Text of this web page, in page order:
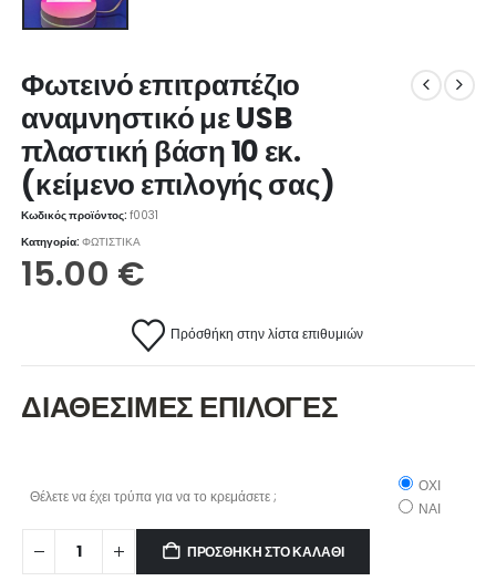
Φωτεινό επιτραπέζιο
αναμνηστικό με USB
πλαστική βάση 10 εκ.
(κείμενο επιλογής σας)
Κωδικός προϊόντος:f0031
Κατηγορία:ΦΩΤΙΣΤΙΚΑ
15.00 €
Πρόσθήκη στην λίστα επιθυμιών
ΔΙΑΘΕΣΙΜΕΣ ΕΠΙΛΟΓΕΣ
Θέλετε να έχει τρύπα για να το κρεμάσετε ;
ΟΧΙ
ΝΑΙ
ΠΡΟΣΘΉΚΗ ΣΤΟ ΚΑΛΆΘΙ